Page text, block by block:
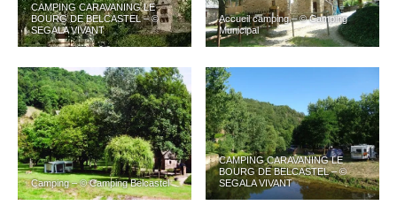
CAMPING CARAVANING LE
BOURG DE BELCASTEL – ©
SEGALA VIVANT
Accueil camping – © Camping
Municipal
Camping – © Camping Belcastel
CAMPING CARAVANING LE
BOURG DE BELCASTEL – ©
SEGALA VIVANT